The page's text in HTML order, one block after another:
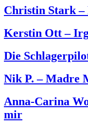
Christin Stark –
Kerstin Ott –
Die
Nik P. – Madre
Anna-Carina
mir